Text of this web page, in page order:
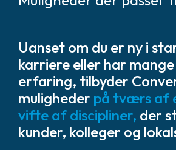
Uanset om du er ny i
karriere eller har
erfaring, tilbyder
muligheder på tværs af
vifte af discipliner, der
kunder, kolleger og